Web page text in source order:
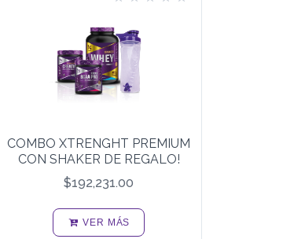
COMBO XTRENGHT PREMIUM
CON SHAKER DE REGALO!
$192,231.00
VER MÁS